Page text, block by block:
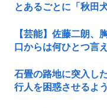
とあるごとに「秋田
【芸能】佐藤二朗、
口からは何ひとつ
石畳の路地に突入し
行人を困惑させるよ